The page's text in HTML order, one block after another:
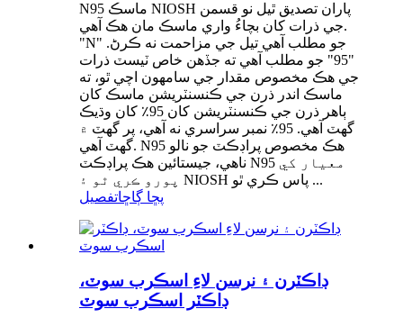
N95 ماسڪ NIOSH پاران تصديق ٿيل نو قسمن
جي ذرات کان بچاءُ واري ماسڪ مان هڪ آهي.
"N" جو مطلب آهي تيل جي مزاحمت نه ڪرڻ.
"95" جو مطلب آهي ته جڏهن خاص ٽيسٽ ذرات
جي هڪ مخصوص مقدار جي سامهون اچي ٿو، ته
ماسڪ اندر ذرن جي ڪنسنٽريشن ماسڪ کان
ٻاهر ذرن جي ڪنسنٽريشن کان 95٪ کان وڌيڪ
گهٽ آهي. 95٪ نمبر سراسري نه آهي، پر گهٽ ۾
گهٽ آهي. N95 هڪ مخصوص پراڊڪٽ جو نالو
ناهي، جيستائين هڪ پراڊڪٽ N95 معيار کي
پورو ڪري ٿو ۽ NIOSH پاس ڪري ٿو ...
پڇا ڳاڇاتفصيل
ڊاڪٽرن ۽ نرسن لاءِ اسڪرب سوٽ،
ڊاڪٽر اسڪرب سوٽ